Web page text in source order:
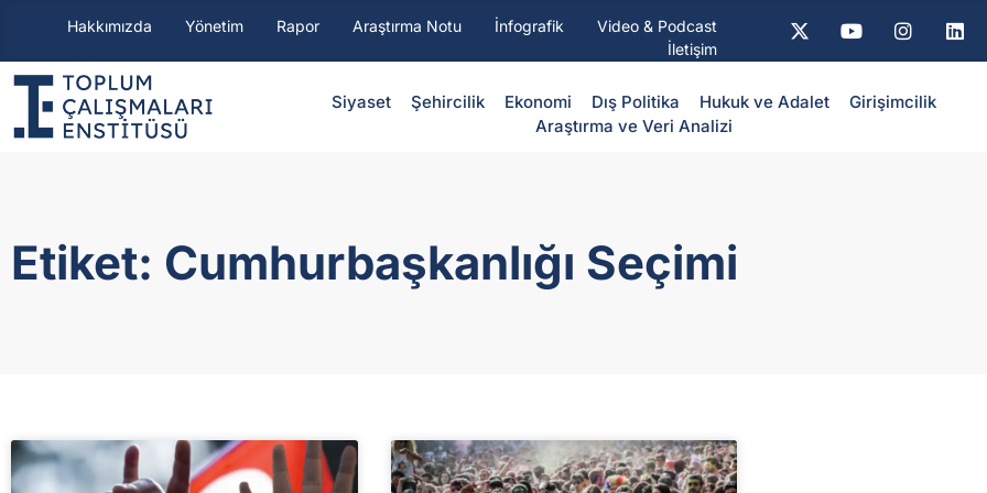
Hakkımızda Yönetim Rapor Araştırma Notu İnfografik
Video & Podcast
İletişim
Siyaset ⁠Şehircilik Ekonomi Dış Politika ⁠Hukuk ve Adalet
Girişimcilik
Araştırma ve Veri Analizi
Etiket: Cumhurbaşkanlığı Seçimi